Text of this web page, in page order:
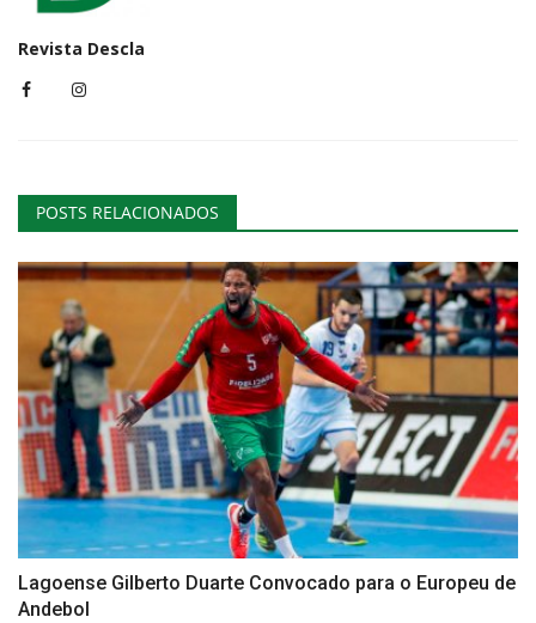
Revista Descla
POSTS RELACIONADOS
Lagoense Gilberto Duarte Convocado para o Europeu de
Andebol